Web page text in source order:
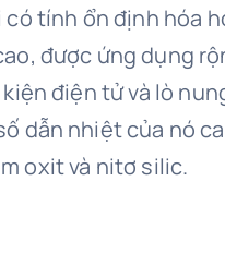
tính ổn định hóa
được ứng dụng
điện tử và lò
dẫn nhiệt của nó
oxit và nitơ silic.